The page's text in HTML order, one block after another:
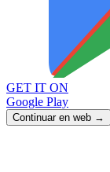
GET IT ON
Google Play
Continuar en web →